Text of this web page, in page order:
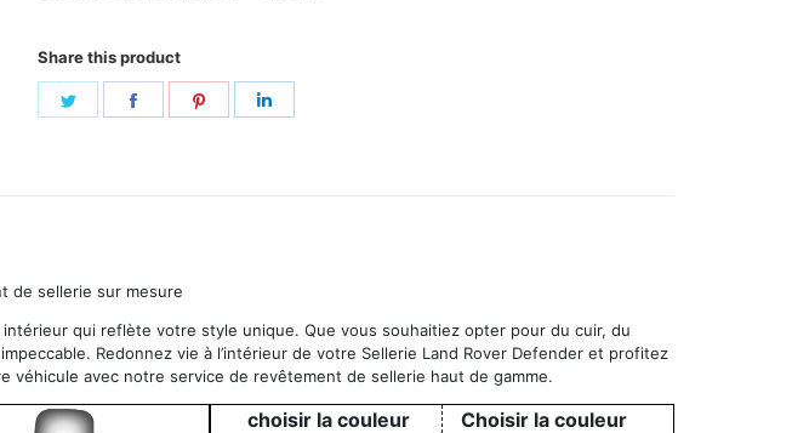
Share this product
Share
Share
de sellerie sur mesure
qui reflète votre style unique. Que vous souhaitiez opter pour du cuir, du
Redonnez vie à l’intérieur de votre Sellerie Land Rover Defender et profitez
véhicule avec notre service de revêtement de sellerie haut de gamme.
choisir la couleur
Choisir la couleur